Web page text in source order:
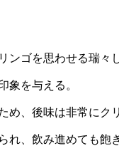
ゴを思わせる瑞々
象を与える。
め、後味は非常にク
、飲み進めても飽